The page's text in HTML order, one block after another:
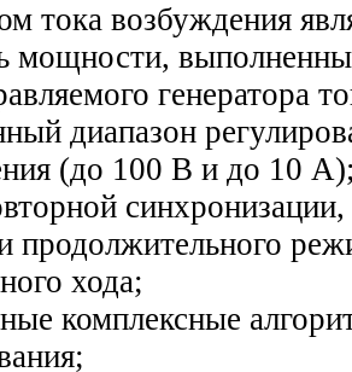
тока возбуждения
мощности,
генератора
диапазон
(до 100 В и до 10
продолжительного
хода;
комплексные